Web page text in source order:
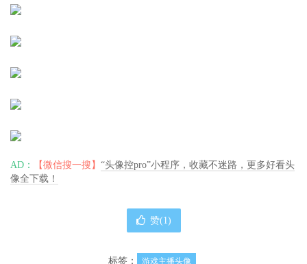
AD： 【微信搜一搜】 “头像控pro”小程序，收藏不迷路，更多好看头
像全下载！
赞(1)
标签： 游戏主播头像